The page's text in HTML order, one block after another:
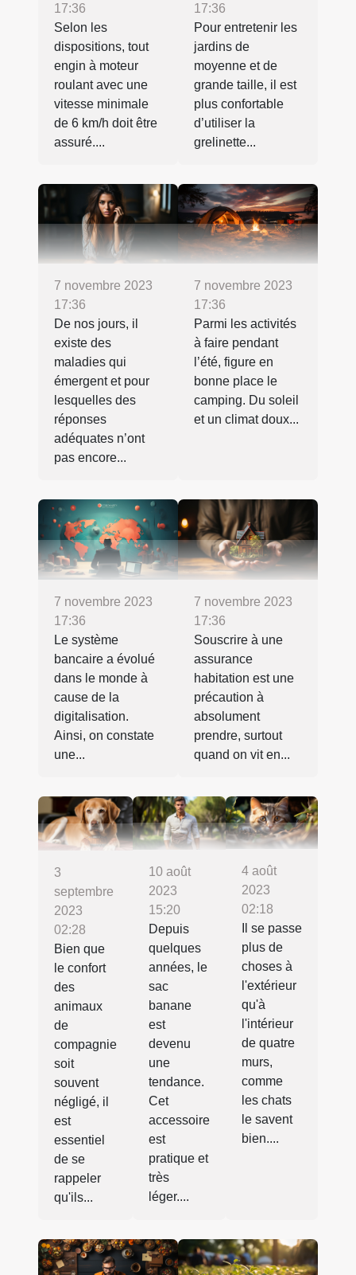
17:36
Selon les
dispositions, tout
engin à moteur
roulant avec une
vitesse minimale
de 6 km/h doit être
assuré....
17:36
Pour entretenir les
jardins de
moyenne et de
grande taille, il est
plus confortable
d’utiliser la
grelinette...
7 novembre 2023
17:36
De nos jours, il
existe des
maladies qui
émergent et pour
lesquelles des
réponses
adéquates n’ont
pas encore...
7 novembre 2023
17:36
Parmi les activités
à faire pendant
l’été, figure en
bonne place le
camping. Du soleil
et un climat doux...
7 novembre 2023
17:36
Le système
bancaire a évolué
dans le monde à
cause de la
digitalisation.
Ainsi, on constate
une...
7 novembre 2023
17:36
Souscrire à une
assurance
habitation est une
précaution à
absolument
prendre, surtout
quand on vit en...
3
septembre
2023
02:28
Bien que
le confort
des
animaux
de
compagnie
soit
souvent
négligé, il
est
essentiel
de se
rappeler
qu'ils...
10 août
2023
15:20
Depuis
quelques
années, le
sac
banane
est
devenu
une
tendance.
Cet
accessoire
est
pratique et
très
léger....
4 août
2023
02:18
Il se passe
plus de
choses à
l'extérieur
qu'à
l'intérieur
de quatre
murs,
comme
les chats
le savent
bien....